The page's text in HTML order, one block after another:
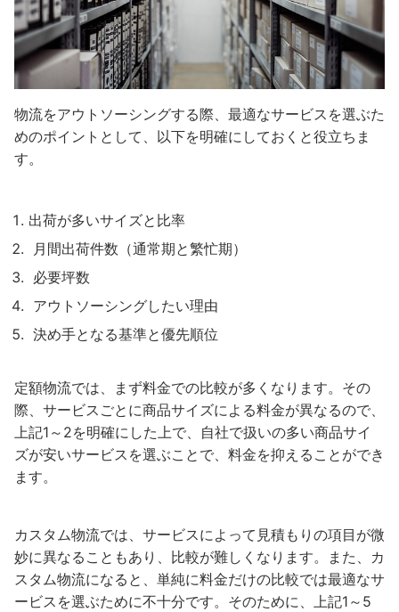
物流をアウトソーシングする際、最適なサービスを選ぶた
めのポイントとして、以下を明確にしておくと役立ちま
す。
出荷が多いサイズと比率
月間出荷件数（通常期と繁忙期）
必要坪数
アウトソーシングしたい理由
決め手となる基準と優先順位
定額物流では、まず料金での比較が多くなります。その
際、サービスごとに商品サイズによる料金が異なるので、
上記1～2を明確にした上で、自社で扱いの多い商品サイ
ズが安いサービスを選ぶことで、料金を抑えることができ
ます。
カスタム物流では、サービスによって見積もりの項目が微
妙に異なることもあり、比較が難しくなります。また、カ
スタム物流になると、単純に料金だけの比較では最適なサ
ービスを選ぶために不十分です。そのために、上記1～5